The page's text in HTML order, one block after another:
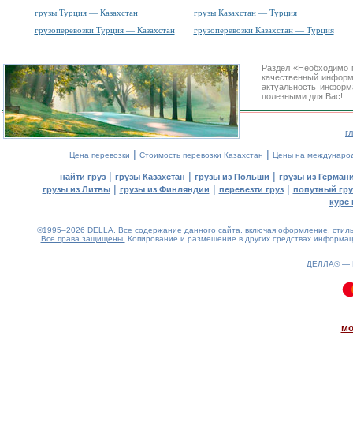
грузы Турция — Казахстан грузы Казахстан — Турция
грузоперевозки Турция — Казахстан
грузоперевозки Казахстан — Турция
Раздел
качественный
актуальность
полезными для Вас!
Цена перевозки | Стоимость перевозки Казахстан | Цены на
найти груз | грузы Казахстан | грузы из Польши | грузы из
грузы из Литвы| грузы из Финляндии | перевезти груз| попутный
курс
©1995–2026 DELLA. Все содержание данного сайта, включая оформление,
Все права защищены. Копирование и размещение в других средствах
ДЕЛЛА® —